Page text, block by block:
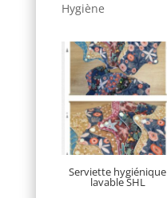
Hygiène
Serviette hygiénique
lavable SHL